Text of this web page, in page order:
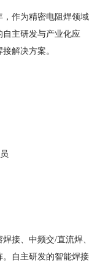
，作为精密电阻焊领域
主研发与产业化应
解决方案。
接、中频交/直流焊、
自主研发的智能焊接